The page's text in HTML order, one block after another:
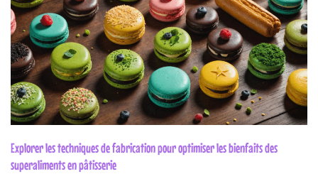
Explorer les techniques de fabrication pour optimiser les bienfaits des
superaliments en pâtisserie